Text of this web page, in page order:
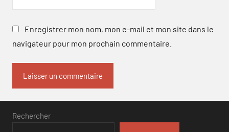
Enregistrer mon nom, mon e-mail et mon site dans le
navigateur pour mon prochain commentaire.
Rechercher